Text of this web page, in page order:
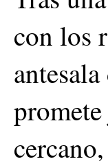
con los